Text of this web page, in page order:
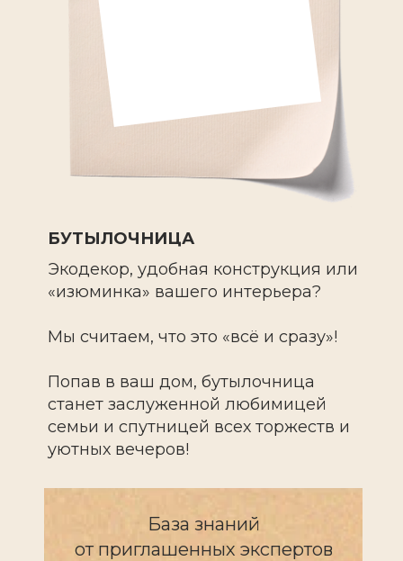
БУТЫЛОЧНИЦА
Экодекор, удобная конструкция или
«изюминка» вашего интерьера?
Мы считаем, что это «всё и сразу»!
Попав в ваш дом, бутылочница
станет заслуженной любимицей
семьи и спутницей всех торжеств и
уютных вечеров!
База знаний
от приглашенных экспертов